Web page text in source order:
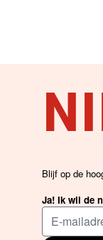
Blijf op de
Ja! Ik wil de